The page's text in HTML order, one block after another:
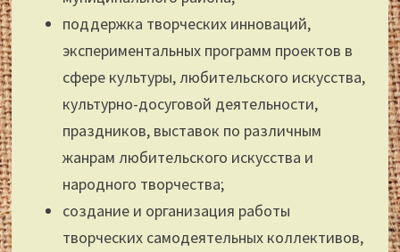
поддержка творческих инноваций,
экспериментальных программ проектов в
сфере культуры, любительского искусства,
культурно-досуговой деятельности,
праздников, выставок по различным
жанрам любительского искусства и
народного творчества;
создание и организация работы
творческих самодеятельных коллективов,